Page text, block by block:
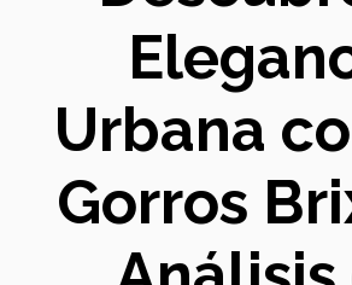
Urbana
Gorros